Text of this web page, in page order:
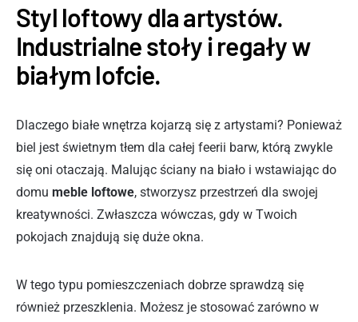
Styl loftowy dla artystów.
Industrialne stoły i regały w
białym lofcie.
Dlaczego białe wnętrza kojarzą się z artystami? Ponieważ
biel jest świetnym tłem dla całej feerii barw, którą zwykle
się oni otaczają. Malując ściany na biało i wstawiając do
domu meble loftowe, stworzysz przestrzeń dla swojej
kreatywności. Zwłaszcza wówczas, gdy w Twoich
pokojach znajdują się duże okna.
W tego typu pomieszczeniach dobrze sprawdzą się
również przeszklenia. Możesz je stosować zarówno w